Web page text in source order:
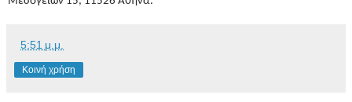
5:51 μ.μ.
Κοινή χρήση